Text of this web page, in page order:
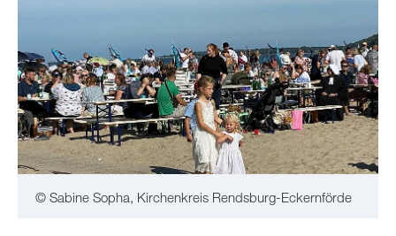
© Sabine Sopha, Kirchenkreis Rendsburg-Eckernförde